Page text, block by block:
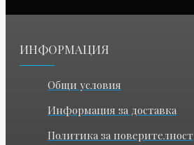
ИНФОРМАЦИЯ
Общи условия
Информация за доставка
Политика за поверителност